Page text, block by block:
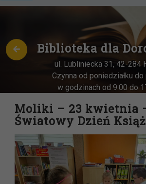
Biblioteka dla
ul. Lubliniecka 31, 42-284
Czynna od poniedziałku do
w godzinach od 9.00 do
w godz. 9:00-13:00
Moliki – 23 kwietnia
Światowy Dzień